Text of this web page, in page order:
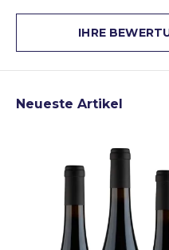
IHRE
Neueste Artikel